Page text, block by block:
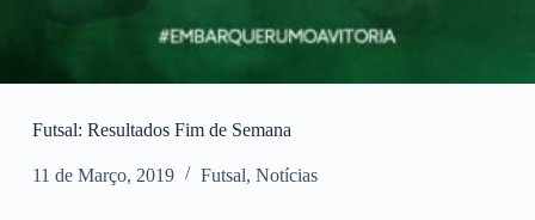
Futsal: Resultados Fim de Semana
11 de Março, 2019 Futsal, Notícias